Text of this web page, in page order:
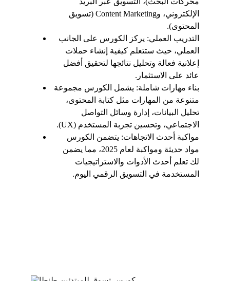
الإلكتروني، وContent Marketing (تسويق
المحتوى).
التدريب العملي: يركز الكورس على الجانب
العملي، حيث ستتعلم كيفية إنشاء حملات
إعلانية فعالة وتحليل نتائجها لتحقيق أفضل
عائد على الاستثمار.
بناء مهارات شاملة: يشمل الكورس مجموعة
متنوعة من المهارات مثل كتابة المحتوى،
تحليل البيانات، إدارة وسائل التواصل
الاجتماعي، وتحسين تجربة المستخدم (UX).
مواكبة أحدث الاتجاهات: يتضمن الكورس
مواد حديثة ومواكبة لعام 2025، مما يضمن
لك تعلم أحدث الأدوات والاستراتيجيات
المستخدمة في التسويق الرقمي اليوم.